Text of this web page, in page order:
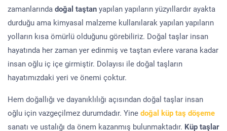
zamanlarında doğal taştan yapılan yapıların yüzyıllardır ayakta
durduğu ama kimyasal malzeme kullanılarak yapılan yapıların
yolların kısa ömürlü olduğunu görebiliriz. Doğal taşlar insan
hayatında her zaman yer edinmiş ve taştan evlere varana kadar
insan oğlu iç içe girmiştir. Dolayısı ile doğal taşların
hayatımızdaki yeri ve önemi çoktur.
Hem doğallığı ve dayanıklılığı açısından doğal taşlar insan
oğlu için vazgeçilmez durumdadır. Yine doğal küp taş döşeme
sanatı ve ustalığı da önem kazanmış bulunmaktadır. Küp taşlar